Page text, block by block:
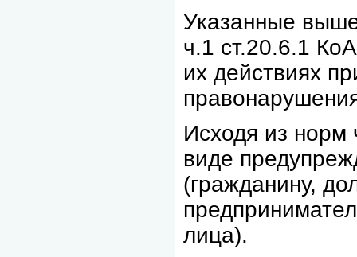
Указанные
ч.1 ст.20.6.1
их действиях
Исходя из норм
виде
(гражданину,
лица).